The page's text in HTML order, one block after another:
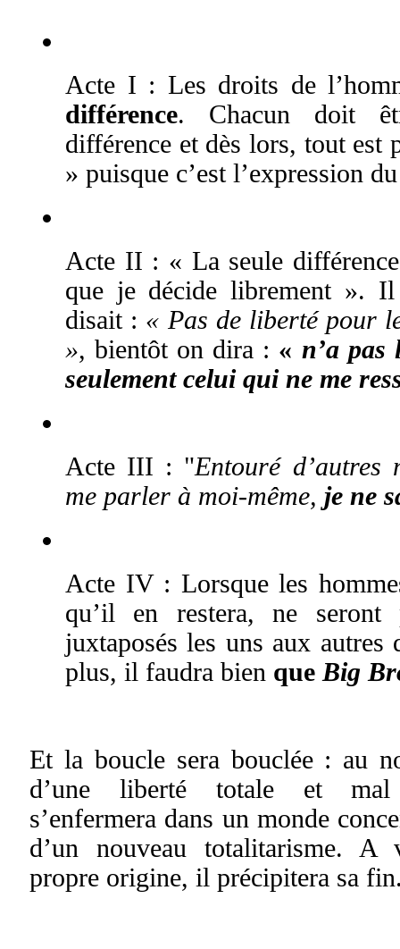
Acte I : Les droits de
différence. Chacun doit
différence et dès lors, tout est
» puisque c’est l’expression
Acte II : « La seule
que je décide librement ».
disait : « Pas de liberté pour
», bientôt on dira : « n’a pas
seulement celui qui ne me
Acte III : "Entouré d’autres
me parler à moi-même, je ne
Acte IV : Lorsque les
qu’il en restera, ne seront
juxtaposés les uns aux autres
plus, il faudra bien que Big
Et la boucle sera bouclée : au
d’une liberté totale et mal
s’enfermera dans un monde
d’un nouveau totalitarisme.
propre origine, il précipitera sa